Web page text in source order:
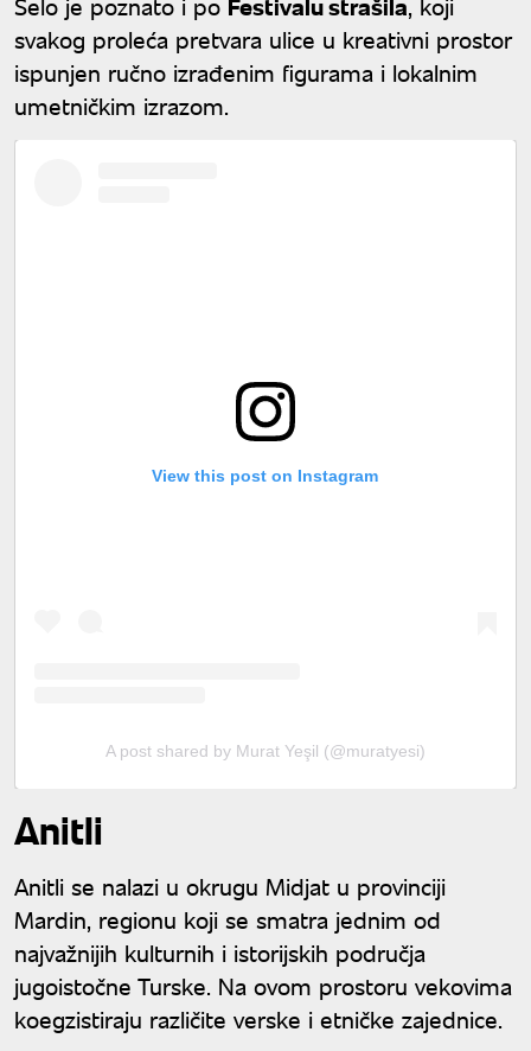
svakog proleća pretvara ulice u kreativni prostor
ispunjen ručno izrađenim figurama i lokalnim
umetničkim izrazom.
View this post on Instagram
A post shared by Murat Yeşil (@muratyesi)
Anitli
Anitli se nalazi u okrugu Midjat u provinciji
Mardin, regionu koji se smatra jednim od
najvažnijih kulturnih i istorijskih područja
jugoistočne Turske. Na ovom prostoru vekovima
koegzistiraju različite verske i etničke zajednice.